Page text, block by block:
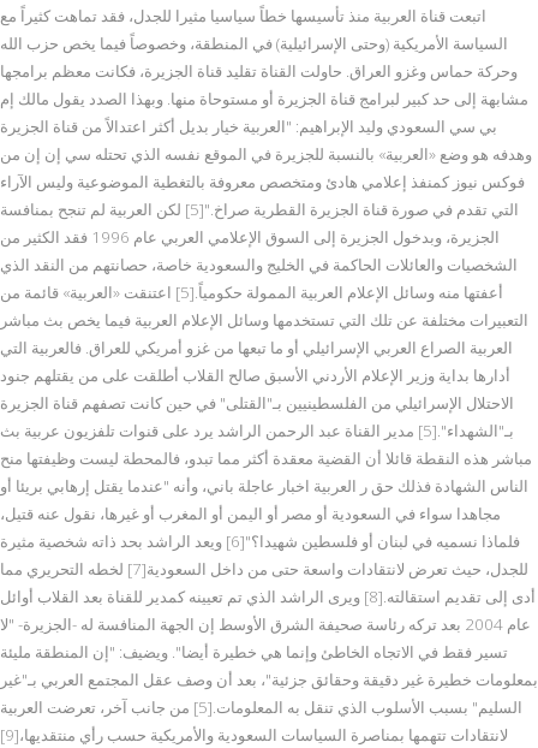
اتبعت قناة العربية منذ تأسيسها خطاً سياسيا مثيرا للجدل، فقد تماهت كثيراً مع
السياسة الأمريكية (وحتى الإسرائيلية) في المنطقة، وخصوصاً فيما يخص حزب الله
وحركة حماس وغزو العراق. حاولت القناة تقليد قناة الجزيرة، فكانت معظم برامجها
مشابهة إلى حد كبير لبرامج قناة الجزيرة أو مستوحاة منها. وبهذا الصدد يقول مالك إم
بي سي السعودي وليد الإبراهيم: "العربية خيار بديل أكثر اعتدالاً من قناة الجزيرة
وهدفه هو وضع «العربية» بالنسبة للجزيرة في الموقع نفسه الذي تحتله سي إن إن من
فوكس نيوز كمنفذ إعلامي هادئ ومتخصص معروفة بالتغطية الموضوعية وليس الآراء
التي تقدم في صورة قناة الجزيرة القطرية صراخ."[5] لكن العربية لم تنجح بمنافسة
الجزيرة، وبدخول الجزيرة إلى السوق الإعلامي العربي عام 1996 فقد الكثير من
الشخصيات والعائلات الحاكمة في الخليج والسعودية خاصة، حصانتهم من النقد الذي
أعفتها منه وسائل الإعلام العربية الممولة حكومياً.[5] اعتنقت «العربية» قائمة من
التعبيرات مختلفة عن تلك التي تستخدمها وسائل الإعلام العربية فيما يخص بث مباشر
العربية الصراع العربي الإسرائيلي أو ما تبعها من غزو أمريكي للعراق. فالعربية التي
أدارها بداية وزير الإعلام الأردني الأسبق صالح القلاب أطلقت على من يقتلهم جنود
الاحتلال الإسرائيلي من الفلسطينيين بـ"القتلى" في حين كانت تصفهم قناة الجزيرة
بـ"الشهداء".[5] مدير القناة عبد الرحمن الراشد يرد على قنوات تلفزيون عربية بث
مباشر هذه النقطة قائلا أن القضية معقدة أكثر مما تبدو، فالمحطة ليست وظيفتها منح
الناس الشهادة فذلك حق ر العربية اخبار عاجلة باني، وأنه "عندما يقتل إرهابي بريئا أو
مجاهدا سواء في السعودية أو مصر أو اليمن أو المغرب أو غيرها، نقول عنه قتيل،
فلماذا نسميه في لبنان أو فلسطين شهيدا؟"[6] ويعد الراشد بحد ذاته شخصية مثيرة
للجدل، حيث تعرض لانتقادات واسعة حتى من داخل السعودية[7] لخطه التحريري مما
أدى إلى تقديم استقالته.[8] ويرى الراشد الذي تم تعيينه كمدير للقناة بعد القلاب أوائل
عام 2004 بعد تركه رئاسة صحيفة الشرق الأوسط إن الجهة المنافسة له -الجزيرة- "لا
تسير فقط في الاتجاه الخاطئ وإنما هي خطيرة أيضا". ويضيف: "إن المنطقة مليئة
بمعلومات خطيرة غير دقيقة وحقائق جزئية"، بعد أن وصف عقل المجتمع العربي بـ"غير
السليم" بسبب الأسلوب الذي تنقل به المعلومات.[5] من جانب آخر، تعرضت العربية
لانتقادات تتهمها بمناصرة السياسات السعودية والأمريكية حسب رأي منتقديها،[9]